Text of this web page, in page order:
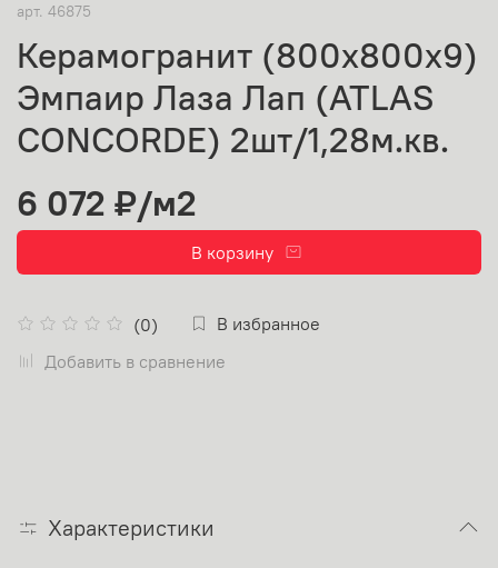
арт. 46875
Керамогранит (800х800х9)
Эмпаир Лаза Лап (ATLAS
CONCORDE) 2шт/1,28м.кв.
(0)
В избранное
Добавить в сравнение
6 072 ₽/м2
В корзину
Характеристики